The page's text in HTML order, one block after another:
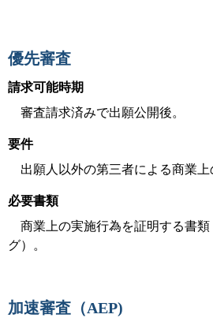
優先審査
請求可能時期
審査請求済みで出願公開後。
要件
出願人以外の第三者による商業上
必要書類
商業上の実施行為を証明する書類
グ）。
加速審査（AEP)